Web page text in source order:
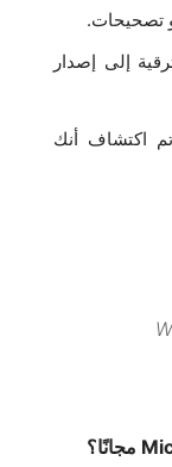
تصحيحات.
إلى إصدار
اكتشاف أنك